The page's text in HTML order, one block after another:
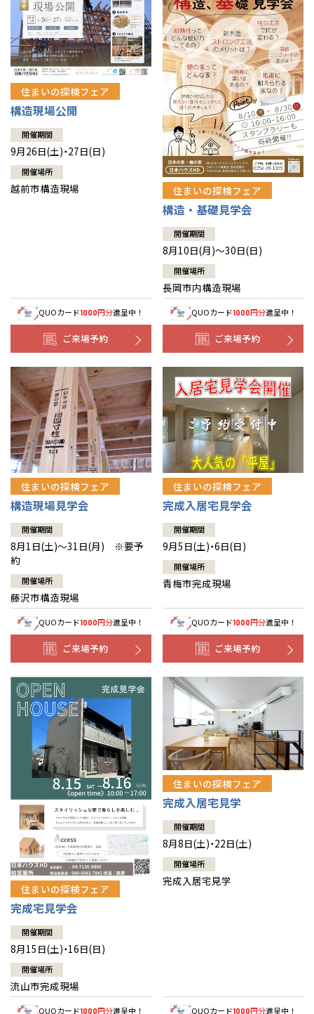
住まいの探検フェア
構造現場公開
開催期間
9月26日(土)・27日(日)
開催場所
越前市構造現場
QUOカード1000円分進呈中！
ご来場予約
住まいの探検フェア
構造・基礎見学会
開催期間
8月10日(月)～30日(日)
開催場所
長岡市内構造現場
QUOカード1000円分進呈中！
ご来場予約
住まいの探検フェア
構造現場見学会
開催期間
8月1日(土)～31日(月) ※要予
約
開催場所
藤沢市構造現場
QUOカード1000円分進呈中！
ご来場予約
住まいの探検フェア
完成入居宅見学会
開催期間
9月5日(土)・6日(日)
開催場所
青梅市完成現場
QUOカード1000円分進呈中！
ご来場予約
住まいの探検フェア
完成宅見学会
開催期間
8月15日(土)・16日(日)
開催場所
流山市完成現場
QUOカード1000円分進呈中！
住まいの探検フェア
完成入居宅見学
開催期間
8月8日(土)・22日(土)
開催場所
完成入居宅見学
QUOカード1000円分進呈中！